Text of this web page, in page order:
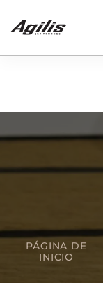
PÁGINA DE
INICIO